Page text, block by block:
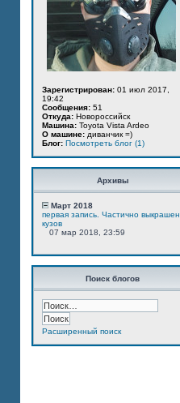
Зарегистрирован: 01 июл 2017,
19:42
Сообщения: 51
Откуда: Новороссийск
Машина: Toyota Vista Ardeo
О машине: диванчик =)
Блог: Посмотреть блог (1)
Архивы
Март 2018
первая запись. Частично выкрашен
кузов
07 мар 2018, 23:59
Поиск блогов
Расширенный поиск